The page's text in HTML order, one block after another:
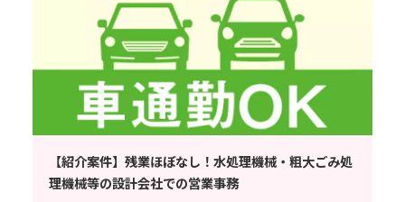
【紹介案件】残業ほぼなし！水処理機械・粗大ごみ処
理機械等の設計会社での営業事務